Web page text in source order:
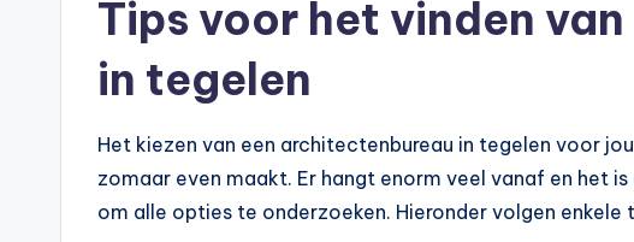
Tips voor het vinden
in tegelen
Het kiezen van een architectenbureau in tegelen voor
zomaar even maakt. Er hangt enorm veel vanaf en het
om alle opties te onderzoeken. Hieronder volgen enkele